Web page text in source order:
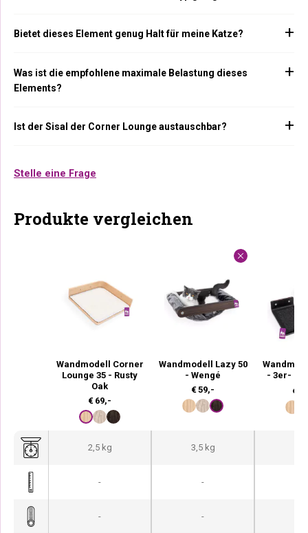
Bietet dieses Element genug Halt für meine Katze?
Was ist die empfohlene maximale Belastung dieses
Elements?
Ist der Sisal der Corner Lounge austauschbar?
Stelle eine Frage
Produkte vergleichen
Wandmodell Corner
Lounge 35 - Rusty
Oak
€ 69,-
Wandmodell Lazy 50
- Wengé
€59,-
- 3er-
€
2,5 kg 3,5 kg
- -
- -